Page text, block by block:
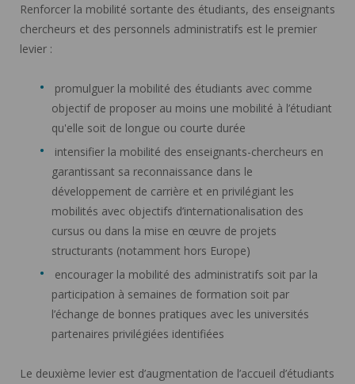
Renforcer la mobilité sortante des étudiants, des enseignants
chercheurs et des personnels administratifs est le premier
levier :
promulguer la mobilité des étudiants avec comme
objectif de proposer au moins une mobilité à l’étudiant
qu'elle soit de longue ou courte durée
intensifier la mobilité des enseignants-chercheurs en
garantissant sa reconnaissance dans le
développement de carrière et en privilégiant les
mobilités avec objectifs d’internationalisation des
cursus ou dans la mise en œuvre de projets
structurants (notamment hors Europe)
encourager la mobilité des administratifs soit par la
participation à semaines de formation soit par
l’échange de bonnes pratiques avec les universités
partenaires privilégiées identifiées
Le deuxième levier est d’augmentation de l’accueil d’étudiants